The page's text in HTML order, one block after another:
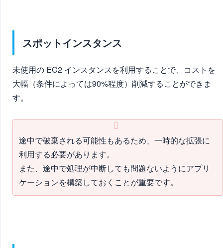
スポットインスタンス
未使用の EC2 インスタンスを利用することで、コストを
大幅（条件によっては90%程度）削減することができま
す。
途中で破棄される可能性もあるため、一時的な拡張に
利用する必要があります。
また、途中で処理が中断しても問題ないようにアプリ
ケーションを構築しておくことが重要です。